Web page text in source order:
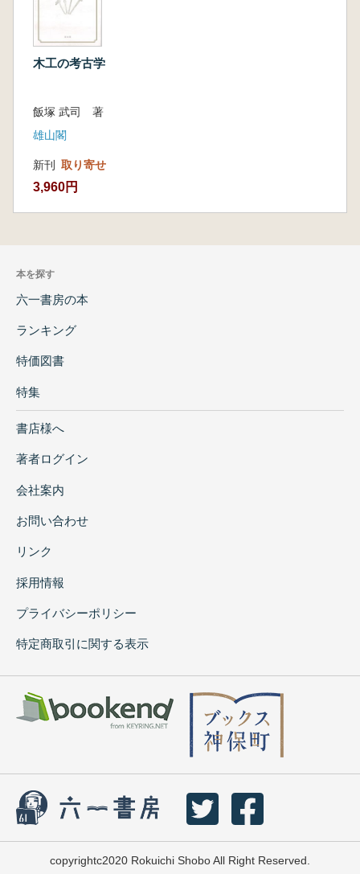
木工の考古学
飯塚 武司 著
雄山閣
新刊 取り寄せ
3,960円
本を探す
六一書房の本
ランキング
特価図書
特集
書店様へ
著者ログイン
会社案内
お問い合わせ
リンク
採用情報
プライバシーポリシー
特定商取引に関する表示
copyrightc2020 Rokuichi Shobo All Right Reserved.